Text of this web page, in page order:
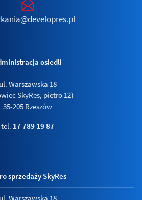
osiedli
ul. Warszawska 18
SkyRes, piętro 12)
35-205 Rzeszów
tel. 17 789 19 87
sprzedaży SkyRes